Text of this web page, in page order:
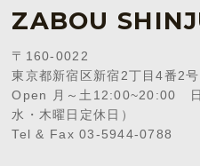
ZABOU
〒160-0022
東京都新宿区新宿2丁目4番2
Open 月～土12:00~20:00
水・木曜日定休日）
Tel & Fax 03-5944-0788